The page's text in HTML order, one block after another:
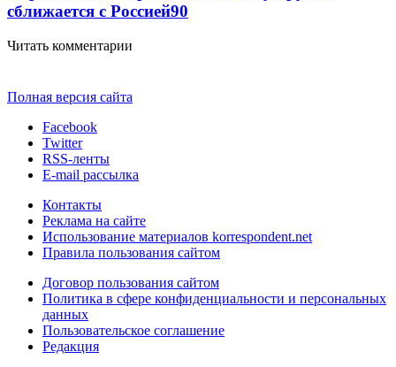
сближается с Россией90
Читать комментарии
Полная версия сайта
Facebook
Twitter
RSS-ленты
E-mail рассылка
Контакты
Реклама на сайте
Использование материалов korrespondent.net
Правила пользования сайтом
Договор пользования сайтом
Политика в сфере конфиденциальности и персональных
данных
Пользовательское соглашение
Редакция